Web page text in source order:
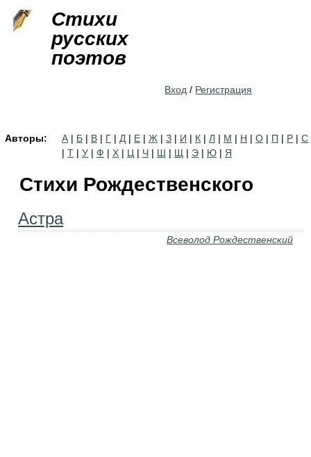
Стихи
русских
поэтов
Вход / Регистрация
Авторы: А | Б | В | Г | Д | Е | Ж | З | И | К | Л | М | Н | О | П | Р | С
| Т | У | Ф | Х | Ц | Ч | Ш | Щ | Э | Ю | Я
Стихи Рождественского
Астра
Всеволод Рождественский